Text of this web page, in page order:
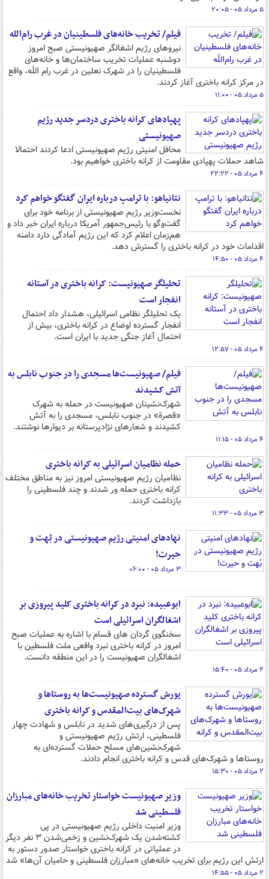
۵ مرداد ۰۵ - ۲۰:۰۵
فیلم/ تخریب خانه‌های فلسطینیان در غرب رام‌الله
نیروهای رژیم اشغالگر صهیونیستی صبح امروز
دوشنبه عملیات تخریب ساختمان‌ها و خانه‌های
فلسطینیان را در شهرک نعلین در غرب رام‌ الله، واقع
در مرکز کرانه باختری آغاز کردند.
۵ مرداد ۰۵ - ۱۱:۰۰
پهپادهای کرانه باختری دردسر جدید رژیم
صهیونیستی
محافل امنیتی رژیم صهیونیستی ادعا کردند احتمالا
شاهد حملات پهپادی مقاومت از کرانه باختری خواهیم بود.
۴ مرداد ۰۵ - ۲۲:۲۲
نتانیاهو: با ترامپ درباره ایران گفتگو خواهم کرد
نخست‌وزیر رژیم صهیونیستی از برنامه خود برای
گفت‌وگو با رئیس‌جمهور آمریکا درباره ایران خبر داد و
هم‌زمان اعلام کرد که این رژیم آمادگی دارد دامنه
اقدامات خود در کرانه باختری را گسترش دهد.
۴ مرداد ۰۵ - ۱۴:۵۰
تحلیلگر صهیونیست: کرانه باختری در آستانه
انفجار است
یک تحلیلگر نظامی اسرائیلی، هشدار داد احتمال
انفجار گسترده اوضاع در کرانه باختری، بیش از
احتمال آغاز جنگی جدید با ایران است.
۴ مرداد ۰۵ - ۱۲:۵۷
فیلم/ صهیونیست‌ها مسجدی را در جنوب نابلس به
آتش کشیدند
شهرک‌نشینان صهیونیست در حمله به شهرک
«قصرة» در جنوب نابلس، مسجدی را به آتش
کشیدند و شعارهای نژادپرستانه بر دیوارها نوشتند.
۴ مرداد ۰۵ - ۱۱:۱۵
حمله نظامیان اسرائیلی به کرانه باختری
نظامیان رژیم صهیونیستی امروز نیز به مناطق مختلف
کرانه باختری حمله ور شدند و چند فلسطینی را
بازداشت کردند.
۳ مرداد ۰۵ - ۱۱:۳۳
نهادهای امنیتی رژیم صهیونیستی در بُهت و
حیرت!
۳ مرداد ۰۵ - ۰۶:۰۰
ابوعبیده: نبرد در کرانه باختری کلید پیروزی بر
اشغالگران اسرائیلی است
سخنگوی گردان های قسام با اشاره به عملیات صبح
امروز در کرانه باختری نبرد واقعی ملت فلسطین با
اشغالگران صهیونیست را در این منطقه دانست.
۲ مرداد ۰۵ - ۱۵:۴۰
یورش گسترده صهیونیست‌ها به روستاها و
شهرک‌های بیت‌المقدس و کرانه باختری
پس از درگیری‌های شدید در نابلس و شهادت چهار
فلسطینی، ارتش رژیم صهیونیستی و
شهرک‌نشین‌های مسلح حملات گسترده‌ای به
روستاها و شهرک‌های قدس و کرانه باختری انجام دادند.
۲ مرداد ۰۵ - ۱۵:۳۰
وزیر صهیونیست خواستار تخریب خانه‌های مبارزان
فلسطینی شد
وزیر امنیت داخلی رژیم صهیونیستی در پی
کشته‌شدن یک شهرک‌نشین و زخمی‌شدن ۳ نفر دیگر
در عملیاتی در کرانه باختری خواستار صدور دستور به
ارتش این رژیم برای تخریب خانه‌های «مبارزان فلسطینی و حامیان آن‌ها» شد
۲ مرداد ۰۵ - ۱۴:۵۵